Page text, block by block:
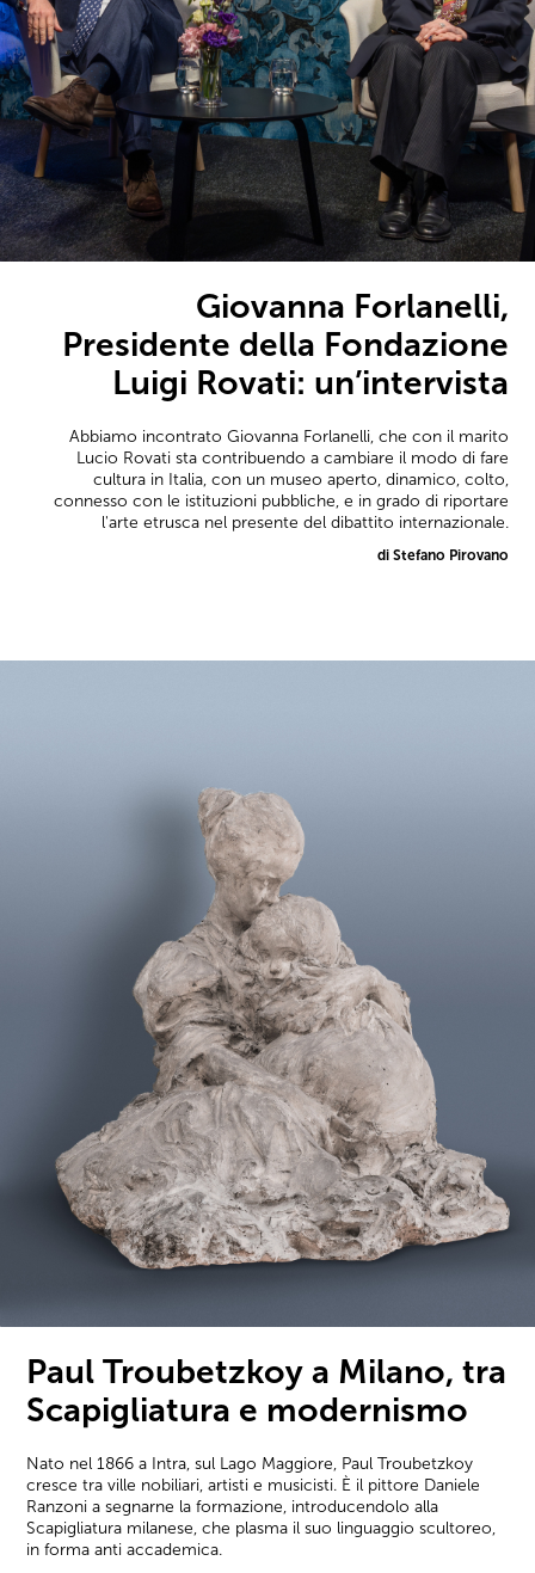
Giovanna Forlanelli,
Presidente della Fondazione
Luigi Rovati: un’intervista
Abbiamo incontrato Giovanna Forlanelli, che con il marito
Lucio Rovati sta contribuendo a cambiare il modo di fare
cultura in Italia, con un museo aperto, dinamico, colto,
connesso con le istituzioni pubbliche, e in grado di riportare
l'arte etrusca nel presente del dibattito internazionale.
di Stefano Pirovano
Paul Troubetzkoy a Milano, tra
Scapigliatura e modernismo
Nato nel 1866 a Intra, sul Lago Maggiore, Paul Troubetzkoy
cresce tra ville nobiliari, artisti e musicisti. È il pittore Daniele
Ranzoni a segnarne la formazione, introducendolo alla
Scapigliatura milanese, che plasma il suo linguaggio scultoreo,
in forma anti accademica.